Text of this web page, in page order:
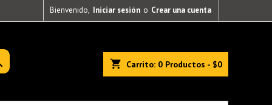
Bienvenido, Iniciar sesión o Crear una cuenta
shopping_cart Carrito: 0 Productos - $0